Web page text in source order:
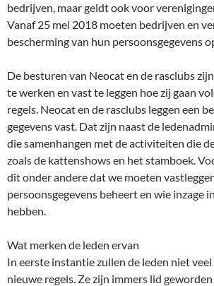
bedrijven, maar geldt ook voor
Vanaf 25 mei 2018 moeten bedrijven en
bescherming van hun persoonsgegevens
De besturen van Neocat en de rasclubs
te werken en vast te leggen hoe zij gaan
regels. Neocat en de rasclubs leggen een
gegevens vast. Dat zijn naast de
die samenhangen met de activiteiten die
zoals de kattenshows en het stamboek.
dit onder andere dat we moeten
persoonsgegevens beheert en wie inzage
hebben.
Wat merken de leden ervan
In eerste instantie zullen de leden niet
nieuwe regels. Ze zijn immers lid geworden